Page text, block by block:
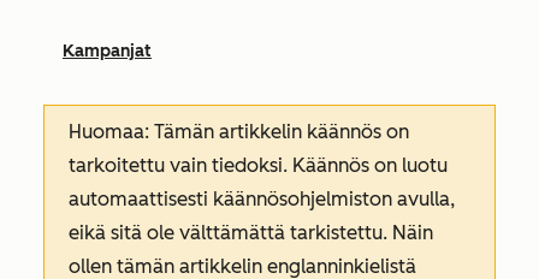
Kampanjat
Huomaa: Tämän artikkelin käännös on
tarkoitettu vain tiedoksi. Käännös on luotu
automaattisesti käännösohjelmiston avulla,
eikä sitä ole välttämättä tarkistettu. Näin
ollen tämän artikkelin englanninkielistä